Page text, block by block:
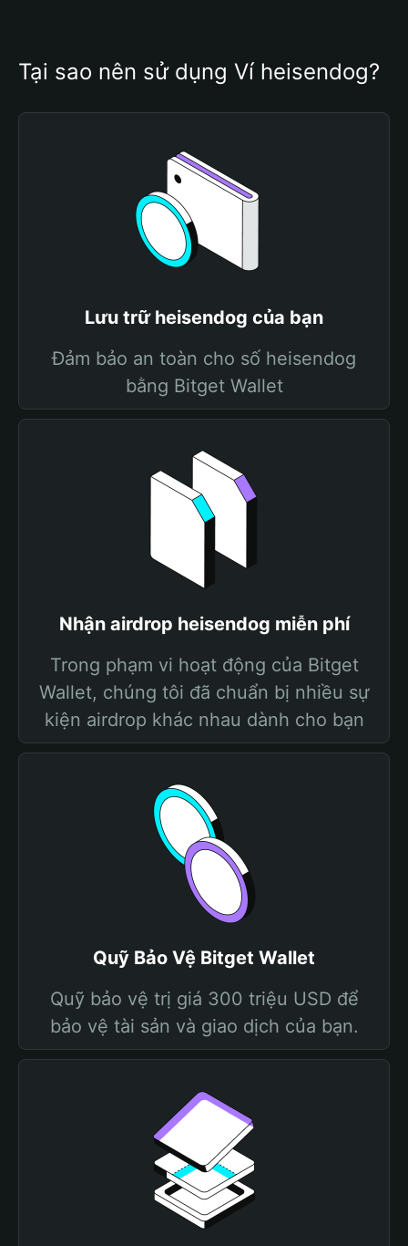
Tại sao nên sử dụng Ví heisendog?
Lưu trữ heisendog của bạn
Đảm bảo an toàn cho số heisendog
bằng Bitget Wallet
Nhận airdrop heisendog miễn phí
Trong phạm vi hoạt động của Bitget
Wallet, chúng tôi đã chuẩn bị nhiều sự
kiện airdrop khác nhau dành cho bạn
Quỹ Bảo Vệ Bitget Wallet
Quỹ bảo vệ trị giá 300 triệu USD để
bảo vệ tài sản và giao dịch của bạn.